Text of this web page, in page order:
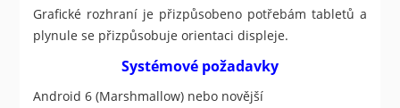
Grafické rozhraní je přizpůsobeno potřebám tabletů a
plynule se přizpůsobuje orientaci displeje.
Systémové požadavky
Android 6 (Marshmallow) nebo novější